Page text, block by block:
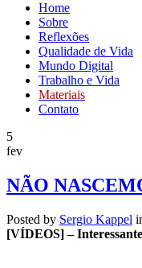
Home
Sobre
Reflexões
Qualidade de Vida
Mundo Digital
Trabalho e Vida
Materiais
Contato
5
fev
NÃO
Posted by Sergio Kappel
[VÍDEOS] –